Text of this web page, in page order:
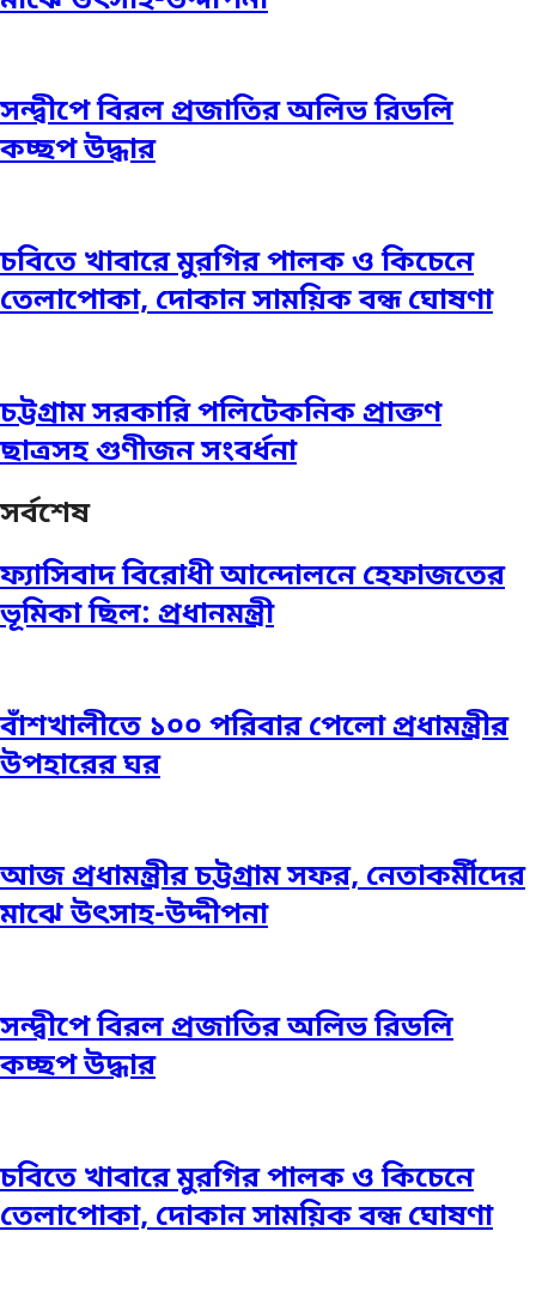
সন্দ্বীপে বিরল প্রজাতির অলিভ রিডলি
কচ্ছপ উদ্ধার
চবিতে খাবারে মুরগির পালক ও কিচেনে
তেলাপোকা, দোকান সাময়িক বন্ধ ঘোষণা
চট্টগ্রাম সরকারি পলিটেকনিক প্রাক্তণ
ছাত্রসহ গুণীজন সংবর্ধনা
সর্বশেষ
ফ্যাসিবাদ বিরোধী আন্দোলনে হেফাজতের
ভূমিকা ছিল: প্রধানমন্ত্রী
বাঁশখালীতে ১০০ পরিবার পেলো প্রধামন্ত্রীর
উপহারের ঘর
আজ প্রধামন্ত্রীর চট্টগ্রাম সফর, নেতাকর্মীদের
মাঝে উৎসাহ-উদ্দীপনা
সন্দ্বীপে বিরল প্রজাতির অলিভ রিডলি
কচ্ছপ উদ্ধার
চবিতে খাবারে মুরগির পালক ও কিচেনে
তেলাপোকা, দোকান সাময়িক বন্ধ ঘোষণা